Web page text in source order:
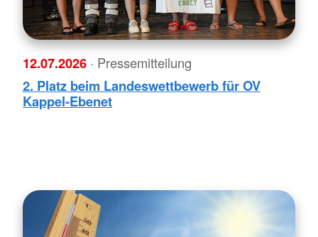
12.07.2026 · Pressemitteilung
2. Platz beim Landeswettbewerb für OV
Kappel-Ebenet